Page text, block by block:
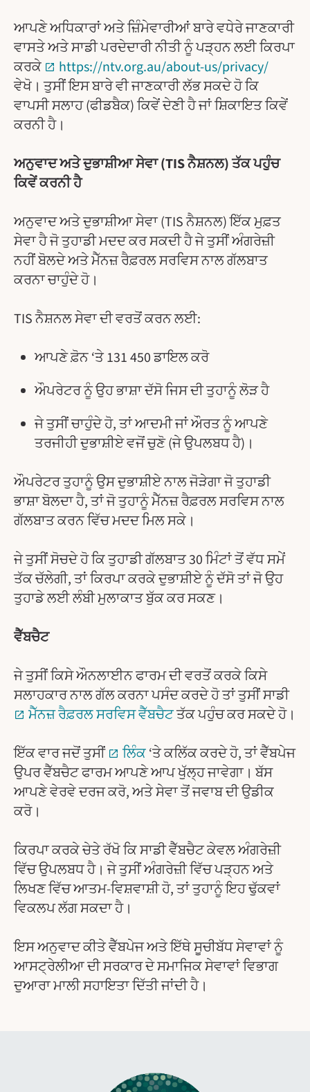
ਆਪਣੇ ਅਧਿਕਾਰਾਂ ਅਤੇ ਜ਼ਿੰਮੇਵਾਰੀਆਂ ਬਾਰੇ ਵਧੇਰੇ ਜਾਣਕਾਰੀ
ਵਾਸਤੇ ਅਤੇ ਸਾਡੀ ਪਰਦੇਦਾਰੀ ਨੀਤੀ ਨੂੰ ਪੜ੍ਹਨ ਲਈ ਕਿਰਪਾ
ਕਰਕੇ
https://ntv.org.au/about-us/privacy/
ਵੇਖੋ। ਤੁਸੀਂ ਇਸ ਬਾਰੇ ਵੀ ਜਾਣਕਾਰੀ ਲੱਭ ਸਕਦੇ ਹੋ ਕਿ
ਵਾਪਸੀ ਸਲਾਹ (ਫੀਡਬੈਕ) ਕਿਵੇਂ ਦੇਣੀ ਹੈ ਜਾਂ ਸ਼ਿਕਾਇਤ ਕਿਵੇਂ
ਕਰਨੀ ਹੈ।
ਅਨੁਵਾਦ ਅਤੇ ਦੁਭਾਸ਼ੀਆ ਸੇਵਾ (TIS ਨੈਸ਼ਨਲ) ਤੱਕ ਪਹੁੰਚ
ਕਿਵੇਂ ਕਰਨੀ ਹੈ
ਅਨੁਵਾਦ ਅਤੇ ਦੁਭਾਸ਼ੀਆ ਸੇਵਾ (TIS ਨੈਸ਼ਨਲ) ਇੱਕ ਮੁਫ਼ਤ
ਸੇਵਾ ਹੈ ਜੋ ਤੁਹਾਡੀ ਮਦਦ ਕਰ ਸਕਦੀ ਹੈ ਜੇ ਤੁਸੀਂ ਅੰਗਰੇਜ਼ੀ
ਨਹੀਂ ਬੋਲਦੇ ਅਤੇ ਮੈੱਨਜ਼ ਰੈਫ਼ਰਲ ਸਰਵਿਸ ਨਾਲ ਗੱਲਬਾਤ
ਕਰਨਾ ਚਾਹੁੰਦੇ ਹੋ।
TIS ਨੈਸ਼ਨਲ ਸੇਵਾ ਦੀ ਵਰਤੋਂ ਕਰਨ ਲਈ:
ਆਪਣੇ ਫ਼ੋਨ ‘ਤੇ 131 450 ਡਾਇਲ ਕਰੋ
ਔਪਰੇਟਰ ਨੂੰ ਉਹ ਭਾਸ਼ਾ ਦੱਸੋ ਜਿਸ ਦੀ ਤੁਹਾਨੂੰ ਲੋੜ ਹੈ
ਜੇ ਤੁਸੀਂ ਚਾਹੁੰਦੇ ਹੋ, ਤਾਂ ਆਦਮੀ ਜਾਂ ਔਰਤ ਨੂੰ ਆਪਣੇ
ਤਰਜੀਹੀ ਦੁਭਾਸ਼ੀਏ ਵਜੋਂ ਚੁਣੋ (ਜੇ ਉਪਲਬਧ ਹੈ)।
ਔਪਰੇਟਰ ਤੁਹਾਨੂੰ ਉਸ ਦੁਭਾਸ਼ੀਏ ਨਾਲ ਜੋੜੇਗਾ ਜੋ ਤੁਹਾਡੀ
ਭਾਸ਼ਾ ਬੋਲਦਾ ਹੈ, ਤਾਂ ਜੋ ਤੁਹਾਨੂੰ ਮੈੱਨਜ਼ ਰੈਫ਼ਰਲ ਸਰਵਿਸ ਨਾਲ
ਗੱਲਬਾਤ ਕਰਨ ਵਿੱਚ ਮਦਦ ਮਿਲ ਸਕੇ।
ਜੇ ਤੁਸੀਂ ਸੋਚਦੇ ਹੋ ਕਿ ਤੁਹਾਡੀ ਗੱਲਬਾਤ 30 ਮਿੰਟਾਂ ਤੋਂ ਵੱਧ ਸਮੇਂ
ਤੱਕ ਚੱਲੇਗੀ, ਤਾਂ ਕਿਰਪਾ ਕਰਕੇ ਦੁਭਾਸ਼ੀਏ ਨੂੰ ਦੱਸੋ ਤਾਂ ਜੋ ਉਹ
ਤੁਹਾਡੇ ਲਈ ਲੰਬੀ ਮੁਲਾਕਾਤ ਬੁੱਕ ਕਰ ਸਕਣ।
ਵੈੱਬਚੈਟ
ਜੇ ਤੁਸੀਂ ਕਿਸੇ ਔਨਲਾਈਨ ਫਾਰਮ ਦੀ ਵਰਤੋਂ ਕਰਕੇ ਕਿਸੇ
ਸਲਾਹਕਾਰ ਨਾਲ ਗੱਲ ਕਰਨਾ ਪਸੰਦ ਕਰਦੇ ਹੋ ਤਾਂ ਤੁਸੀਂ ਸਾਡੀ
ਮੈੱਨਜ਼ ਰੈਫ਼ਰਲ ਸਰਵਿਸ ਵੈੱਬਚੈਟਤੱਕ ਪਹੁੰਚ ਕਰ ਸਕਦੇ ਹੋ।
ਇੱਕ ਵਾਰ ਜਦੋਂ ਤੁਸੀਂ
ਲਿੰਕ‘ਤੇ ਕਲਿੱਕ ਕਰਦੇ ਹੋ, ਤਾਂ ਵੈੱਬਪੇਜ
ਉਪਰ ਵੈੱਬਚੈਟ ਫਾਰਮ ਆਪਣੇ ਆਪ ਖੁੱਲ੍ਹ ਜਾਵੇਗਾ। ਬੱਸ
ਆਪਣੇ ਵੇਰਵੇ ਦਰਜ ਕਰੋ, ਅਤੇ ਸੇਵਾ ਤੋਂ ਜਵਾਬ ਦੀ ਉਡੀਕ
ਕਰੋ।
ਕਿਰਪਾ ਕਰਕੇ ਚੇਤੇ ਰੱਖੋ ਕਿ ਸਾਡੀ ਵੈੱਬਚੈਟ ਕੇਵਲ ਅੰਗਰੇਜ਼ੀ
ਵਿੱਚ ਉਪਲਬਧ ਹੈ। ਜੇ ਤੁਸੀਂ ਅੰਗਰੇਜ਼ੀ ਵਿੱਚ ਪੜ੍ਹਨ ਅਤੇ
ਲਿਖਣ ਵਿੱਚ ਆਤਮ-ਵਿਸ਼ਵਾਸ਼ੀ ਹੋ, ਤਾਂ ਤੁਹਾਨੂੰ ਇਹ ਢੁੱਕਵਾਂ
ਵਿਕਲਪ ਲੱਗ ਸਕਦਾ ਹੈ।
ਇਸ ਅਨੁਵਾਦ ਕੀਤੇ ਵੈੱਬਪੇਜ ਅਤੇ ਇੱਥੇ ਸੂਚੀਬੱਧ ਸੇਵਾਵਾਂ ਨੂੰ
ਆਸਟ੍ਰੇਲੀਆ ਦੀ ਸਰਕਾਰ ਦੇ ਸਮਾਜਿਕ ਸੇਵਾਵਾਂ ਵਿਭਾਗ
ਦੁਆਰਾ ਮਾਲੀ ਸਹਾਇਤਾ ਦਿੱਤੀ ਜਾਂਦੀ ਹੈ।